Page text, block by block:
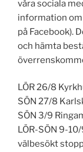
våra sociala
information om
på Facebook).
och hämta
LÖR 26/8
SÖN 27/8
SÖN 3/9
LÖR-SÖN 9-
välbesökt